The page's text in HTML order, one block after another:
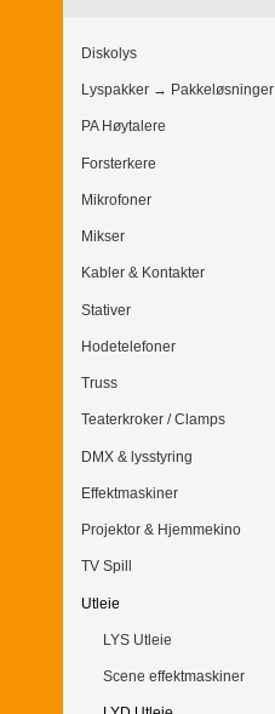
Diskolys
Lyspakker → Pakkeløsninger
PA Høytalere
Forsterkere
Mikrofoner
Mikser
Kabler & Kontakter
Stativer
Hodetelefoner
Truss
Teaterkroker / Clamps
DMX & lysstyring
Effektmaskiner
Projektor & Hjemmekino
TV Spill
Utleie
LYS Utleie
Scene effektmaskiner